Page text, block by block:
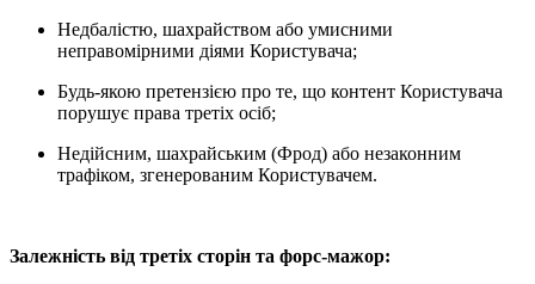
Недбалістю, шахрайством або умисними
неправомірними діями Користувача;
Будь-якою претензією про те, що контент Користувача
порушує права третіх осіб;
Недійсним, шахрайським (Фрод) або незаконним
трафіком, згенерованим Користувачем.
Залежність від третіх сторін та форс-мажор: